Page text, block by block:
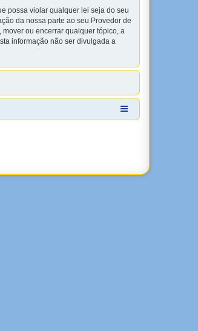
possa violar qualquer lei seja do seu
da nossa parte ao seu Provedor de
mover ou encerrar qualquer tópico, a
informação não ser divulgada a